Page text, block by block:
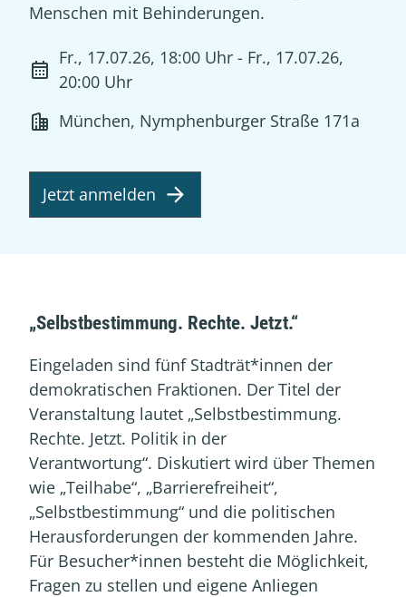
Fr., 17.07.26, 18:00 Uhr - Fr., 17.07.26,
20:00 Uhr
München, Nymphenburger Straße 171a
Menschen mit Behinderungen.
Jetzt anmelden
„Selbstbestimmung. Rechte. Jetzt.“
Eingeladen sind fünf Stadträt*innen der
demokratischen Fraktionen. Der Titel der
Veranstaltung lautet „Selbstbestimmung.
Rechte. Jetzt. Politik in der
Verantwortung“. Diskutiert wird über Themen
wie „Teilhabe“, „Barrierefreiheit“,
„Selbstbestimmung“ und die politischen
Herausforderungen der kommenden Jahre.
Für Besucher*innen besteht die Möglichkeit,
Fragen zu stellen und eigene Anliegen